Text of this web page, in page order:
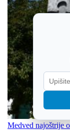
Medved najoštrije